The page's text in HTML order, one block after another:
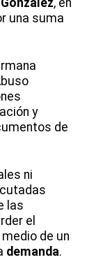
, en
una suma
y
de
ni
las
el
de un
demanda.